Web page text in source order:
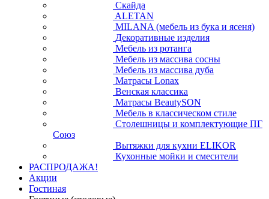
Скайда
ALETAN
MILANA (мебель из бука и ясеня)
Декоративные изделия
Мебель из ротанга
Мебель из массива сосны
Мебель из массива дуба
Матрасы Lonax
Венская классика
Матрасы BeautySON
Мебель в классическом стиле
Столешницы и комплектующие ПГ
Союз
Вытяжки для кухни ELIKOR
Кухонные мойки и смесители
РАСПРОДАЖА!
Акции
Гостиная